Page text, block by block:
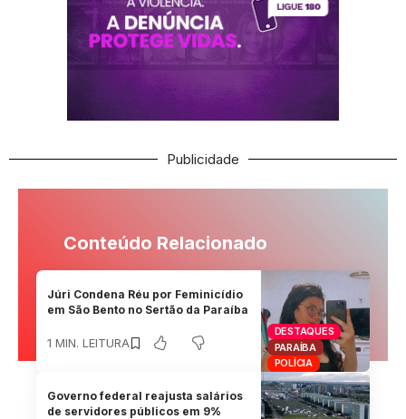
Publicidade
Conteúdo Relacionado
DESTAQUES
PARAÍBA
POLÍCIA
Júri Condena Réu por Feminicídio
em São Bento no Sertão da Paraíba
1 MIN. LEITURA
Governo federal reajusta salários
de servidores públicos em 9%